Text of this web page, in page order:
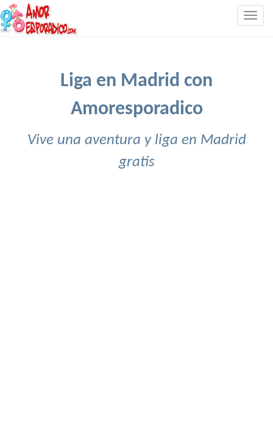
Liga en Madrid con
Amoresporadico
Vive una aventura y liga en Madrid
gratis